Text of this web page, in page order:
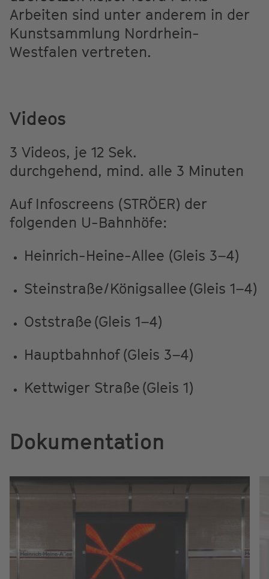
Arbeiten sind unter anderem in der
Kunstsammlung Nordrhein-
Westfalen vertreten.
Videos
3 Videos, je 12 Sek.
durchgehend, mind. alle 3 Minuten
Auf Infoscreens (STRÖER) der
folgenden U-Bahnhöfe:
Heinrich-Heine-Allee (Gleis 3–4)
Steinstraße/Königsallee (Gleis 1–4)
Oststraße (Gleis 1–4)
Hauptbahnhof (Gleis 3–4)
Kettwiger Straße (Gleis 1)
Dokumentation